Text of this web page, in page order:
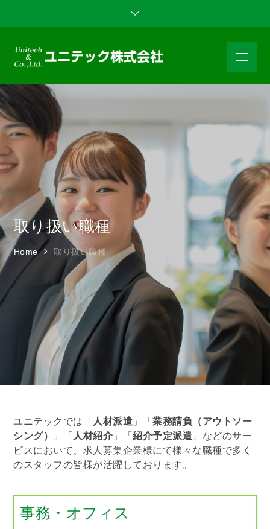
ユニテック
株式会社｜
人材派遣 業
紹介システ
職業紹介のご用命は、
Menu
取り扱い職種
Home 取り扱い職種
ユニテックでは「 人材派遣 」「業務請負（アウトソー
シング）
」「 人材紹介 」「紹介予定派遣 」などのサー
ビスにおいて、求人募集企業様にて様々な職種で多く
のスタッフの皆様が活躍しております。
事務・オフィス